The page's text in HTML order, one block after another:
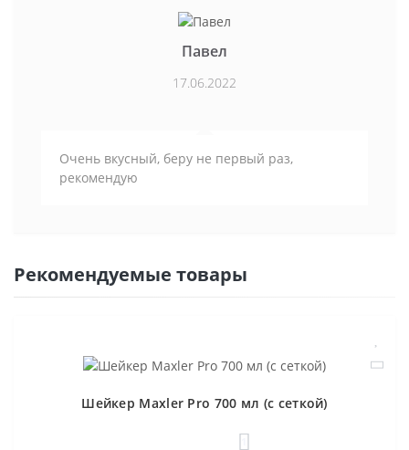
Павел
17.06.2022
Очень вкусный, беру не первый раз,
рекомендую
Рекомендуемые товары
Шейкер Maxler Pro 700 мл (с сеткой)